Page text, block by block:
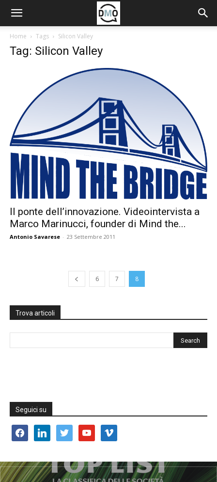
Home Tags Silicon Valley
Tag: Silicon Valley
Il ponte dell’innovazione. Videointervista a
Marco Marinucci, founder di Mind the...
Antonio Savarese - 23 Settembre 2011
6 7 8
Trova articoli
Seguici su
facebooklinkedin twitter youtube vimeo